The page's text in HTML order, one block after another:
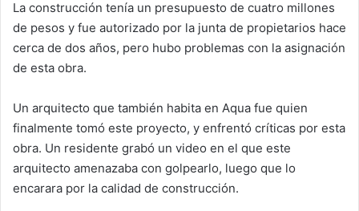
La construcción tenía un presupuesto de cuatro millones
de pesos y fue autorizado por la junta de propietarios hace
cerca de dos años, pero hubo problemas con la asignación
de esta obra.
Un arquitecto que también habita en Aqua fue quien
finalmente tomó este proyecto, y enfrentó críticas por esta
obra. Un residente grabó un video en el que este
arquitecto amenazaba con golpearlo, luego que lo
encarara por la calidad de construcción.